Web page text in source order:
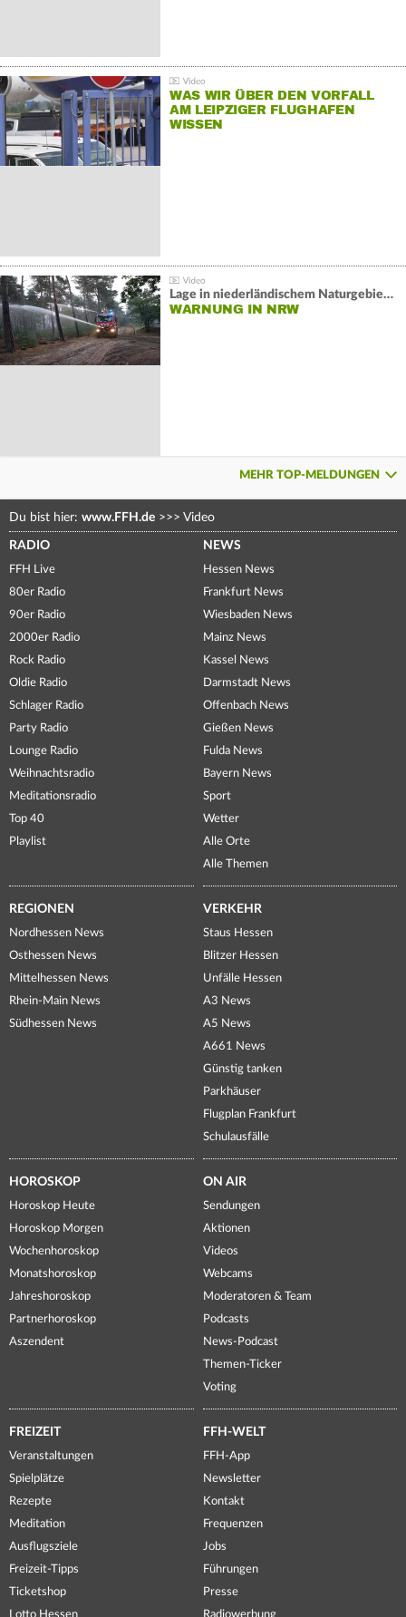
WAS WIR ÜBER DEN VORFALL
AM LEIPZIGER FLUGHAFEN
WISSEN
Lage in niederländischem Naturgebiet stabil
WARNUNG IN NRW
MEHR TOP-MELDUNGEN
Du bist hier: www.FFH.de >>> Video
RADIO
FFH Live
80er Radio
90er Radio
2000er Radio
Rock Radio
Oldie Radio
Schlager Radio
Party Radio
Lounge Radio
Weihnachtsradio
Meditationsradio
Top 40
Playlist
NEWS
Hessen News
Frankfurt News
Wiesbaden News
Mainz News
Kassel News
Darmstadt News
Offenbach News
Gießen News
Fulda News
Bayern News
Sport
Wetter
Alle Orte
Alle Themen
REGIONEN
Nordhessen News
Osthessen News
Mittelhessen News
Rhein-Main News
Südhessen News
VERKEHR
Staus Hessen
Blitzer Hessen
Unfälle Hessen
A3 News
A5 News
A661 News
Günstig tanken
Parkhäuser
Flugplan Frankfurt
Schulausfälle
HOROSKOP
Horoskop Heute
Horoskop Morgen
Wochenhoroskop
Monatshoroskop
Jahreshoroskop
Partnerhoroskop
Aszendent
ON AIR
Sendungen
Aktionen
Videos
Webcams
Moderatoren & Team
Podcasts
News-Podcast
Themen-Ticker
Voting
FREIZEIT
Veranstaltungen
Spielplätze
Rezepte
Meditation
Ausflugsziele
Freizeit-Tipps
Ticketshop
Lotto Hessen
FFH-WELT
FFH-App
Newsletter
Kontakt
Frequenzen
Jobs
Führungen
Presse
Radiowerbung